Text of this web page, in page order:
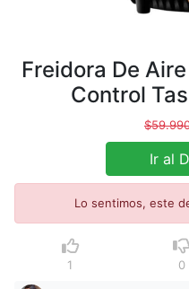
Freidora De
Control
Ir al
Lo sentimos, este
1 0